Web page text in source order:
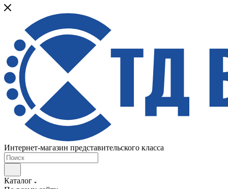
Интернет-магазин представительского класса
Каталог